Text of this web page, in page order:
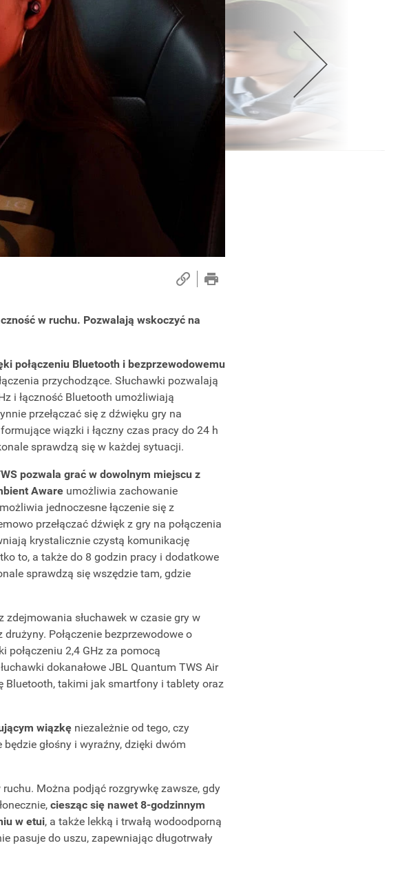
w ruchu. Pozwalają wskoczyć na
połączeniu Bluetooth i bezprzewodowemu
przychodzące. Słuchawki pozwalają
i łączność Bluetooth umożliwiają
przełączać się z dźwięku gry na
wiązki i łączny czas pracy do 24 h
sprawdzą się w każdej sytuacji.
pozwala grać w dowolnym miejscu z
Awareumożliwia zachowanie
jednoczesne łączenie się z
przełączać dźwięk z gry na połączenia
krystalicznie czystą komunikację
to, a także do 8 godzin pracy i dodatkowe
sprawdzą się wszędzie tam, gdzie
słuchawek w czasie gry w
Połączenie bezprzewodowe o
2,4 GHz za pomocą
dokanałowe JBL Quantum TWS Air
Bluetooth, takimi jak smartfony i tablety oraz
wiązkęniezależnie od tego, czy
głośny i wyraźny, dzięki dwóm
Można podjąć rozgrywkę zawsze, gdy
ciesząc się nawet 8-godzinnym
w etui, a także lekką i trwałą wodoodporną
pasuje do uszu, zapewniając długotrwały